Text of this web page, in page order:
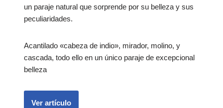
un paraje natural que sorprende por su belleza y sus
peculiaridades.
Acantilado «cabeza de indio», mirador, molino, y
cascada, todo ello en un único paraje de excepcional
belleza
Ver artículo